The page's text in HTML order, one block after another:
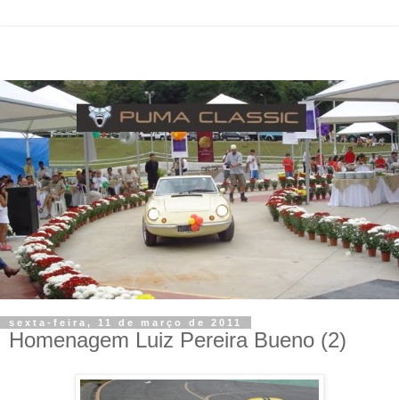
sexta-feira, 11 de março de 2011
Homenagem Luiz Pereira Bueno (2)